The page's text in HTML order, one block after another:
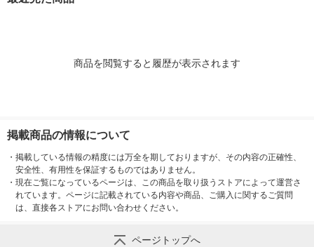
商品を閲覧すると履歴が表示されます
掲載商品の情報について
・ 掲載している情報の精度には万全を期しておりますが、その内容の正確性、
安全性、有用性を保証するものではありません。
・ 現在ご覧になっているページは、この商品を取り扱うストアによって運営さ
れています。ページに記載されている内容や商品、ご購入に関するご質問
は、直接各ストアにお問い合わせください。
ページトップへ